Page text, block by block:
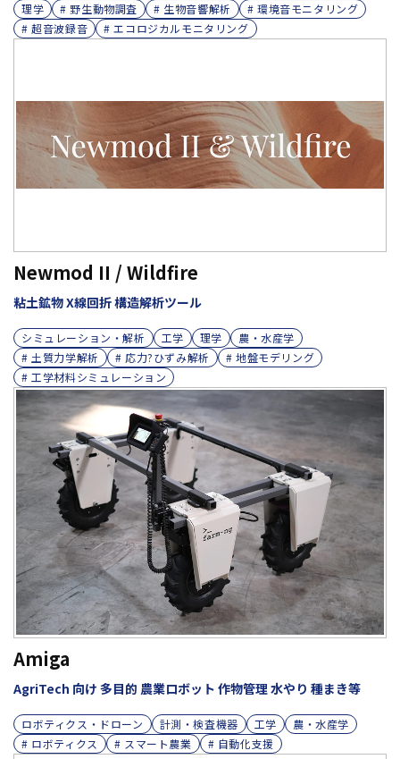
理学
# 野生動物調査 # 生物音響解析
# 環境音モニタリング
# 超音波録音
# エコロジカルモニタリング
Newmod II / Wildfire
粘土鉱物 X線回折 構造解析ツール
シミュレーション・解析 工学 理学
農・水産学
# 土質力学解析
# 応力?ひずみ解析
# 地盤モデリング
# 工学材料シミュレーション
Amiga
AgriTech 向け 多目的 農業ロボット 作物管理 水やり 種まき等
ロボティクス・ドローン 計測・検査機器 工学
農・水産学
# ロボティクス
# スマート農業 # 自動化支援